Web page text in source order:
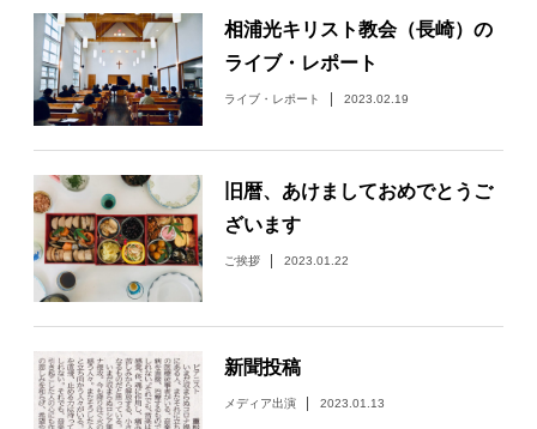
演奏依頼
お問い合わせ
相浦光キリスト教会（長崎）の
ライブ・レポート
ライブ・レポート 2023.02.19
旧暦、あけましておめでとうご
ざいます
ご挨拶 2023.01.22
新聞投稿
メディア出演 2023.01.13